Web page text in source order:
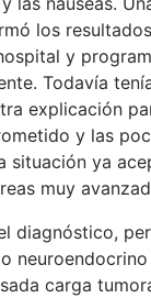
los
y
Todavía
explicación
y las
situación ya
muy
diagnóstico,
carga